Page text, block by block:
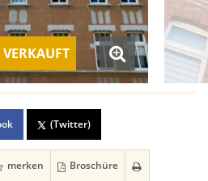
VERKAUFT
(Twitter)
merken Broschüre